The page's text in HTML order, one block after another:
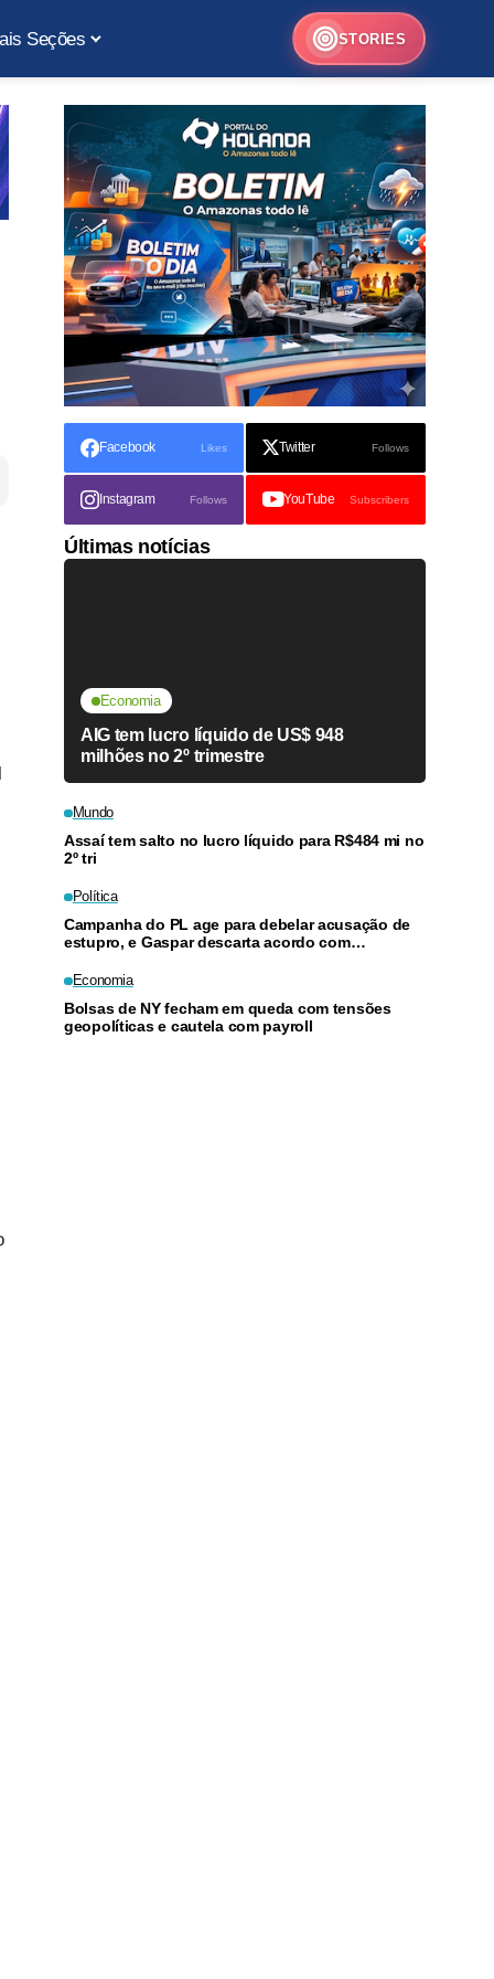
Seções STORIES
Facebook Likes Twitter Follows
Instagram Follows YouTube Subscribers
Últimas notícias
Economia
AIG tem lucro líquido de US$ 948
milhões no 2º trimestre
Mundo
Assaí tem salto no lucro líquido para R$484 mi no
2º tri
Política
Campanha do PL age para debelar acusação de
estupro, e Gaspar descarta acordo com
Economia
Bolsas de NY fecham em queda com tensões
geopolíticas e cautela com payroll